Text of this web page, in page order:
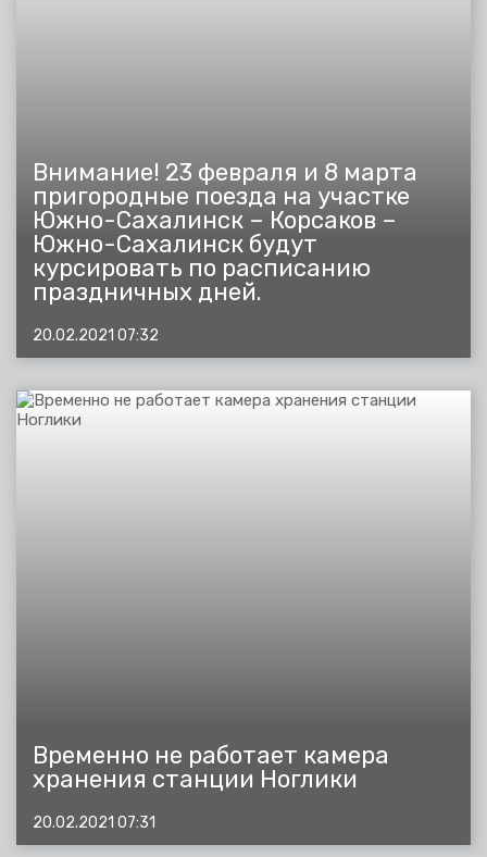
Внимание! 23 февраля и 8 марта
пригородные поезда на участке
Южно-Сахалинск – Корсаков –
Южно-Сахалинск будут
курсировать по расписанию
праздничных дней.
20.02.2021 07:32
Временно не работает камера
хранения станции Ноглики
20.02.2021 07:31